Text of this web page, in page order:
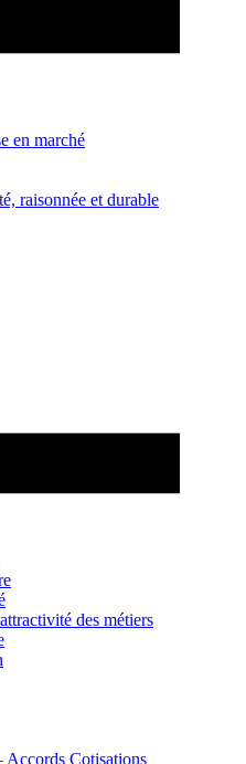
en marché
raisonnée et durable
des métiers
Accords Cotisations